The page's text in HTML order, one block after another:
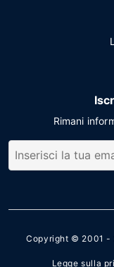
Rimani
Copyright © 2001 -
Legge sulla